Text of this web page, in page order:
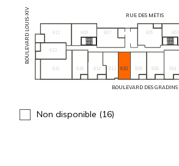
RUE DES MÉTIS
BOULEVARD LOUIS-XIV 603
604
605
606
607
608
609
610
611
612
613
614
615 616
BOULEVARD DES GRADINS
Non disponible (16)